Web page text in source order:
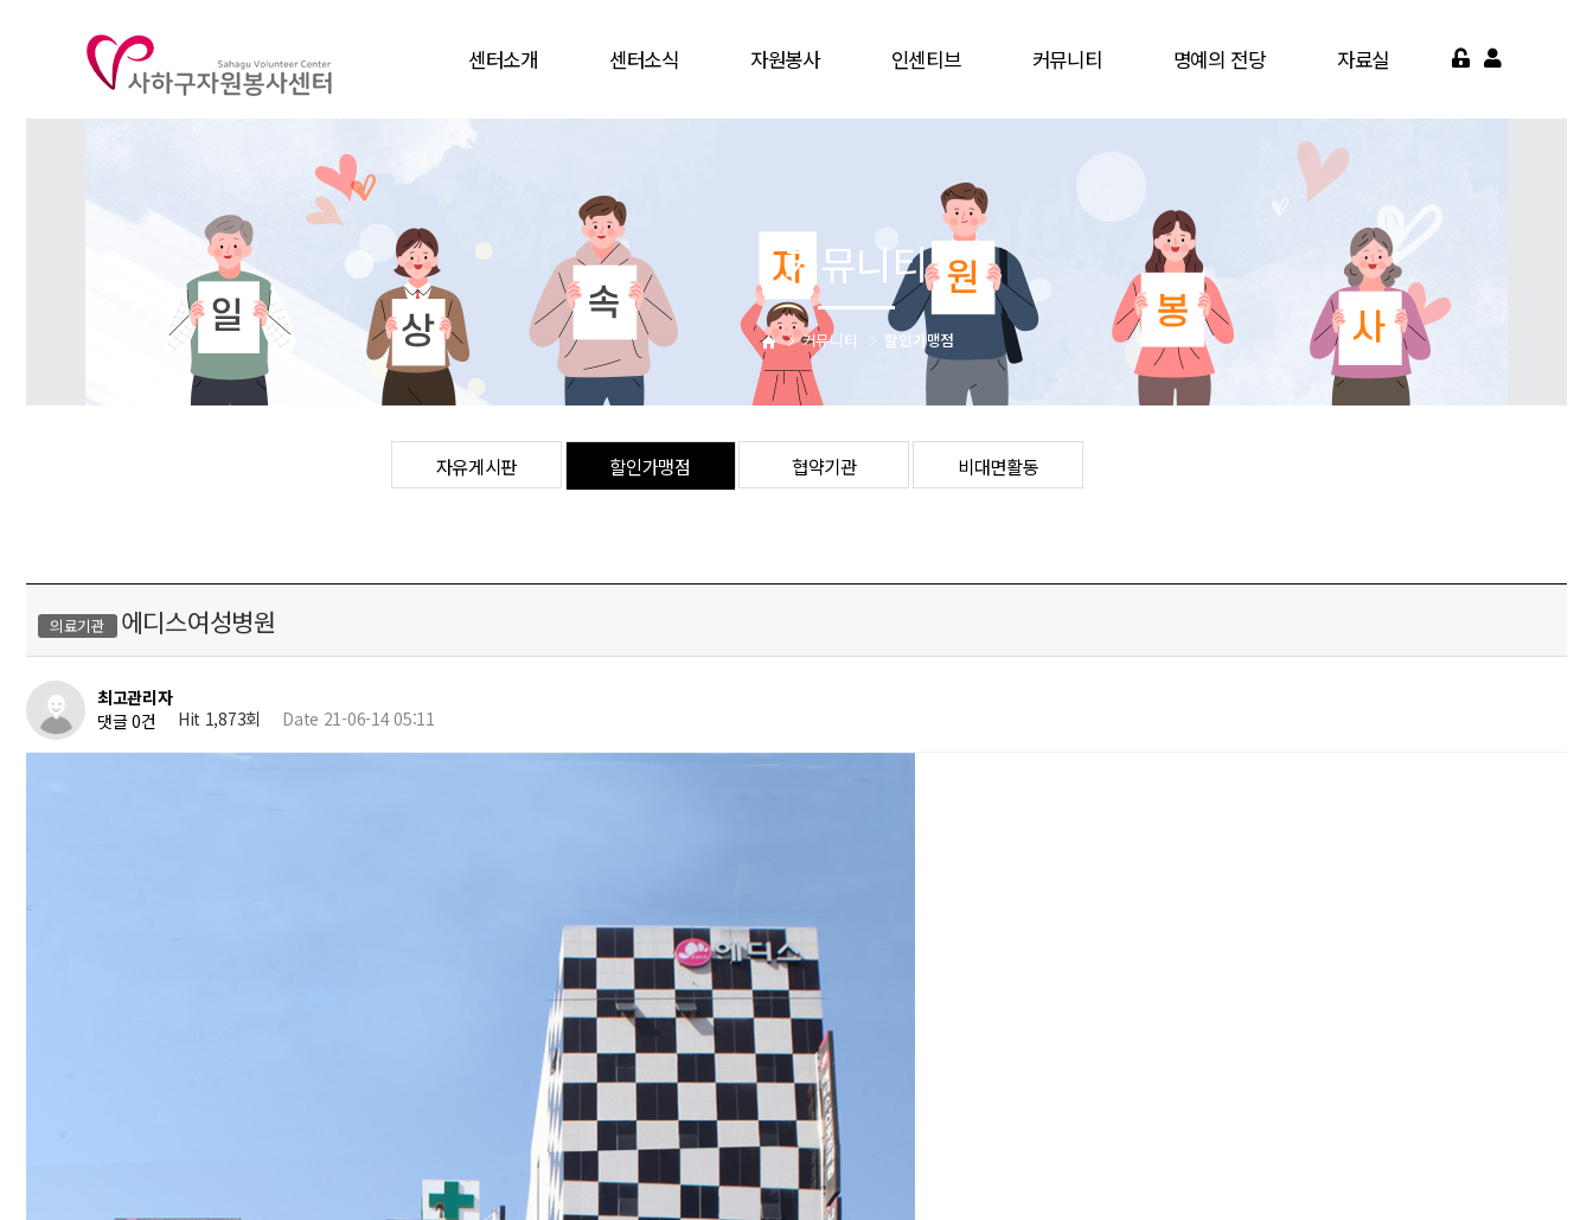
센터소개
조직도
찾아오시는길
센터소식
활동앨범
자원봉사
활동처
활동처현황
사이버자원봉사
인센티브
주차감면
봉사자증
을숙도문화회관
커뮤니티 명예의 전당 자료실
영상자료실
자주묻는질문
자유게시판 할인가맹점 협약기관 비대면활동
커뮤니티 할인가맹점
커뮤니티
의료기관 에디스여성병원
최고관리자
댓글 0건
Hit 1,873회 Date 21-06-14 05:11